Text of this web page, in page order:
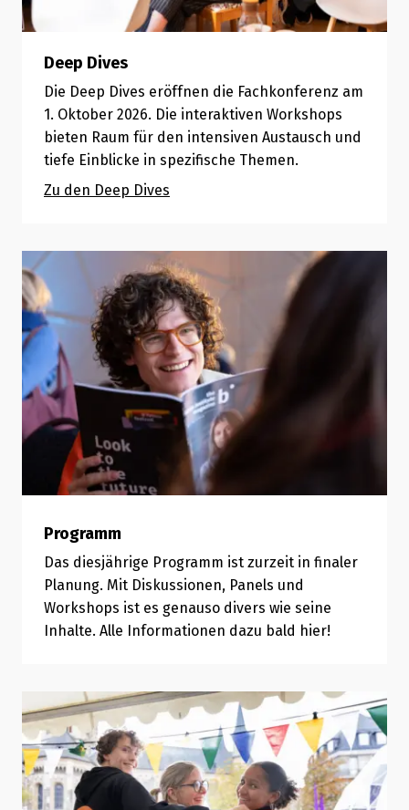
Deep Dives
Die Deep Dives eröffnen die Fachkonferenz am
1. Oktober 2026. Die interaktiven Workshops
bieten Raum für den intensiven Austausch und
tiefe Einblicke in spezifische Themen.
Zu den Deep Dives
Programm
Das diesjährige Programm ist zurzeit in finaler
Planung. Mit Diskussionen, Panels und
Workshops ist es genauso divers wie seine
Inhalte. Alle Informationen dazu bald hier!